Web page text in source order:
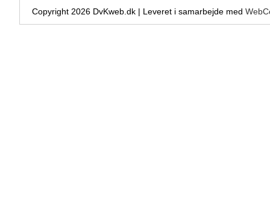
Copyright 2026 DvKweb.dk | Leveret i samarbejde med